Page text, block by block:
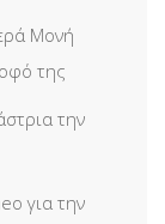
Μονή
της
την
για την